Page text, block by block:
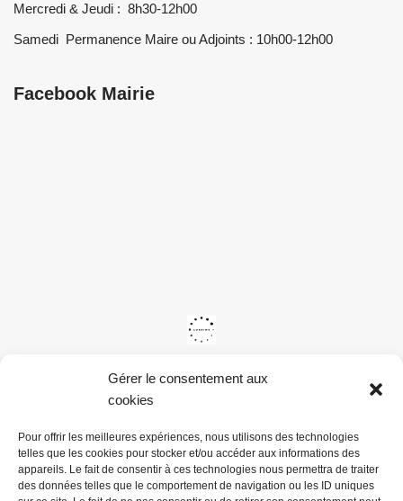
Gérer le consentement aux
cookies
Pour offrir les meilleures expériences, nous utilisons des technologies
telles que les cookies pour stocker et/ou accéder aux informations des
appareils. Le fait de consentir à ces technologies nous permettra de traiter
des données telles que le comportement de navigation ou les ID uniques
Mercredi & Jeudi : 8h30-12h00
Samedi Permanence Maire ou Adjoints : 10h00-12h00
Facebook Mairie